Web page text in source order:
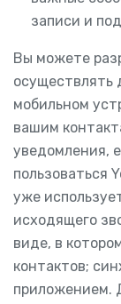
записи и
Вы можете
осуществлять
мобильном
вашим
уведомления,
пользоваться
уже
исходящего
виде, в
контактов;
приложением.